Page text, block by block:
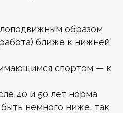
образом
ближе к нижней
спортом — к
40 и 50 лет норма
немного ниже, так